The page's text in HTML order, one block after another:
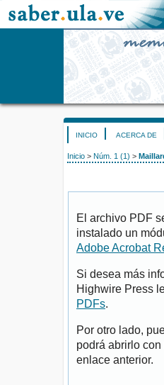
INICIO ACERCA DE
Inicio > Núm. 1 (1) >
El archivo PDF
instalado un
Adobe Acrobat
Si desea más
Highwire Press
PDFs.
Por otro lado,
podrá abrirlo
enlace anterior.